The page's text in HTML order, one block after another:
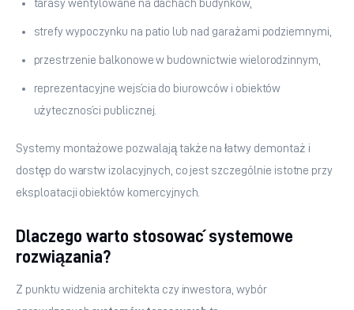
tarasy wentylowane na dachach budynków,
strefy wypoczynku na patio lub nad garażami podziemnymi,
przestrzenie balkonowe w budownictwie wielorodzinnym,
reprezentacyjne wejścia do biurowców i obiektów
użyteczności publicznej.
Systemy montażowe pozwalają także na łatwy demontaż i
dostęp do warstw izolacyjnych, co jest szczególnie istotne przy
eksploatacji obiektów komercyjnych.
Dlaczego warto stosować systemowe
rozwiązania?
Z punktu widzenia architekta czy inwestora, wybór